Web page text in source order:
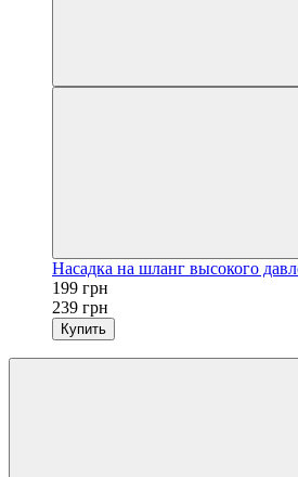
Насадка на шланг высокого
199 грн
239 грн
Купить